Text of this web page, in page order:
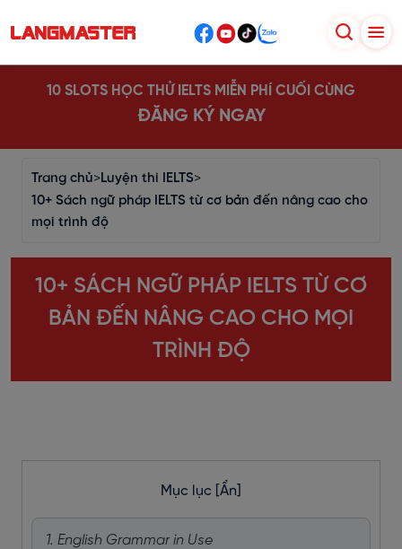
10 SLOTS HỌC THỬ IELTS MIỄN PHÍ CUỐI CÙNG
ĐĂNG KÝ NGAY
Trang chủ>Luyện thi IELTS>
10+ Sách ngữ pháp IELTS từ cơ bản đến nâng cao cho
mọi trình độ
10+ SÁCH NGỮ PHÁP IELTS TỪ CƠ
BẢN ĐẾN NÂNG CAO CHO MỌI
TRÌNH ĐỘ
Mục lục [Ẩn]
1. English Grammar in Use